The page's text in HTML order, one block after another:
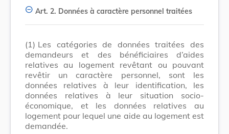
Art. 2. Données à caractère personnel traitées
(1) Les catégories de données traitées des
demandeurs et des bénéficiaires d’aides
relatives au logement revêtant ou pouvant
revêtir un caractère personnel, sont les
données relatives à leur identification, les
données relatives à leur situation socio-
économique, et les données relatives au
logement pour lequel une aide au logement est
demandée.